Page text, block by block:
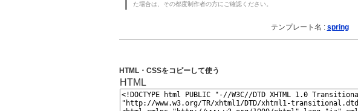
た場合は、その都度制作者の方にご確認ください。
テンプレート名 : spring
HTML・CSSをコピーして使う
HTML